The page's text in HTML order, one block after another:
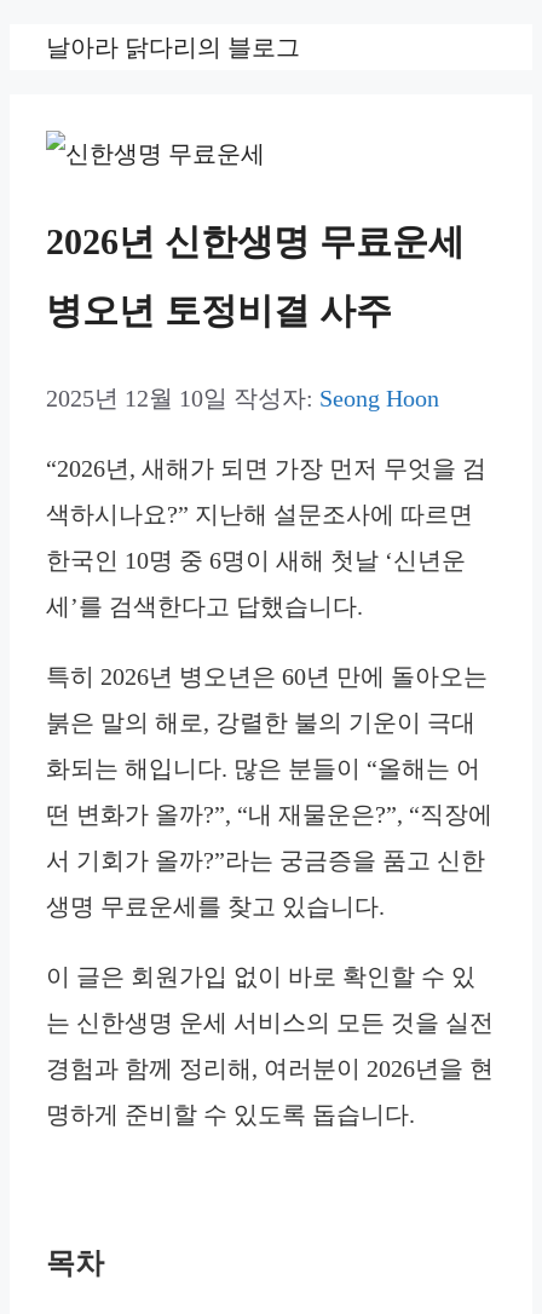
날아라 닭다리의 블로그
2026년 신한생명 무료운세
병오년 토정비결 사주
2025년 12월 10일 작성자: Seong Hoon
“2026년, 새해가 되면 가장 먼저 무엇을 검
색하시나요?” 지난해 설문조사에 따르면
한국인 10명 중 6명이 새해 첫날 ‘신년운
세’를 검색한다고 답했습니다.
특히 2026년 병오년은 60년 만에 돌아오는
붉은 말의 해로, 강렬한 불의 기운이 극대
화되는 해입니다. 많은 분들이 “올해는 어
떤 변화가 올까?”, “내 재물운은?”, “직장에
서 기회가 올까?”라는 궁금증을 품고 신한
생명 무료운세를 찾고 있습니다.
이 글은 회원가입 없이 바로 확인할 수 있
는 신한생명 운세 서비스의 모든 것을 실전
경험과 함께 정리해, 여러분이 2026년을 현
명하게 준비할 수 있도록 돕습니다.
목차